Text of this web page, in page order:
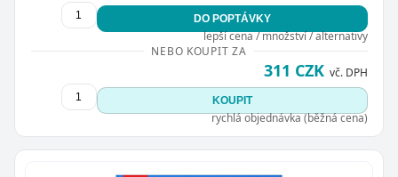
DO POPTÁVKY
lepší cena / množství / alternativy
NEBO KOUPIT ZA
311 CZK vč. DPH
KOUPIT
rychlá objednávka (běžná cena)